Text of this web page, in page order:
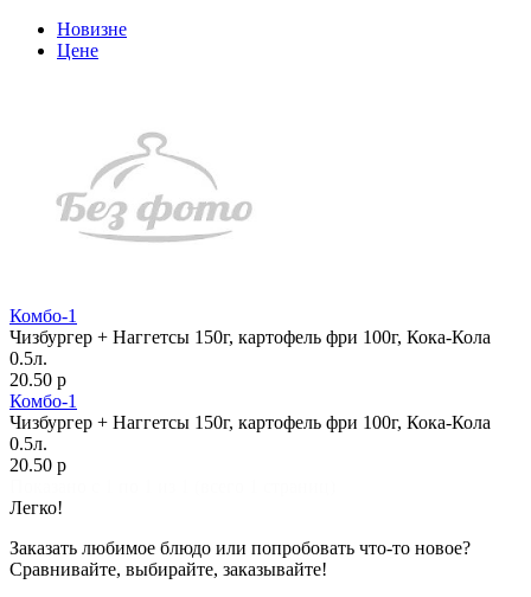
Новизне
Цене
Комбо-1
Чизбургер + Наггетсы 150г, картофель фри 100г, Кока-Кола
0.5л.
20.50 р
Комбо-1
Чизбургер + Наггетсы 150г, картофель фри 100г, Кока-Кола
0.5л.
20.50 р
Легко!
Заказать любимое блюдо или попробовать что-то новое?
Сравнивайте, выбирайте, заказывайте!